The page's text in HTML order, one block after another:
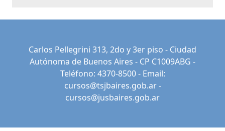
Carlos Pellegrini 313, 2do y 3er piso - Ciudad
Autónoma de Buenos Aires - CP C1009ABG -
Teléfono: 4370-8500 - Email:
cursos@tsjbaires.gob.ar-
cursos@jusbaires.gob.ar